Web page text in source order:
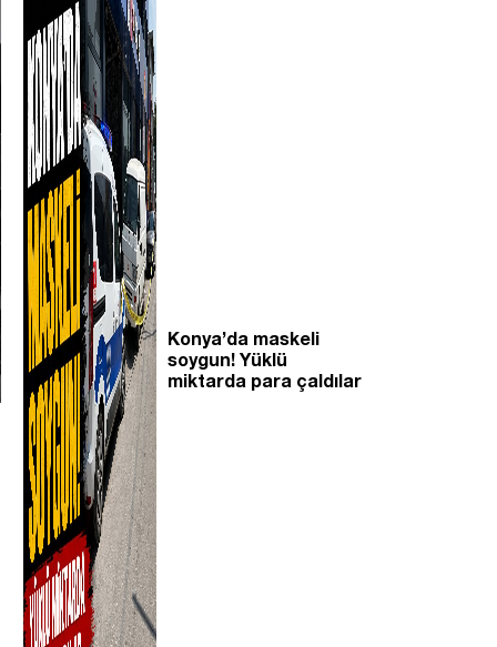
Konya’da maskeli
soygun! Yüklü
miktarda para çaldılar